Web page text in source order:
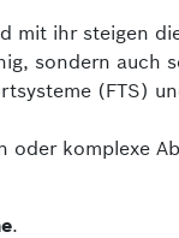
ihr steigen
sondern
(FTS)
komplexe
.